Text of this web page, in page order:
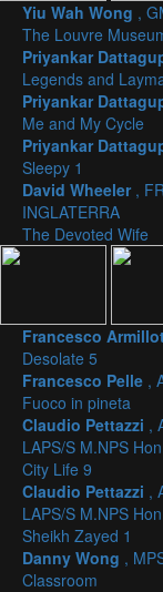
Yiu Wah Wong ,
The Louvre
Priyankar
Legends and
Priyankar
Me and My Cycle
Priyankar
Sleepy 1
David Wheeler ,
INGLATERRA
The Devoted Wife
Francesco
Desolate 5
Francesco Pelle ,
Fuoco in pineta
Claudio Pettazzi ,
LAPS/S M.NPS
City Life 9
Claudio Pettazzi ,
LAPS/S M.NPS
Sheikh Zayed 1
Danny Wong ,
Classroom